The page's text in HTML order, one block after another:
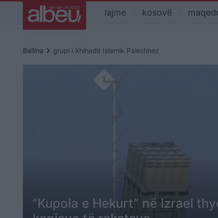
lajme kosovë
Ballina keyboard_arrow_right grupi i Xhihadit Islamik Palestinez
“Kupola e Hekurt” në Izrael